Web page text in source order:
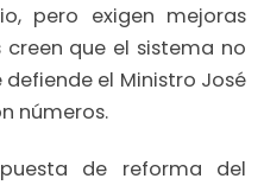
pero exigen mejoras
creen que el sistema no
el Ministro José
números.
de reforma del